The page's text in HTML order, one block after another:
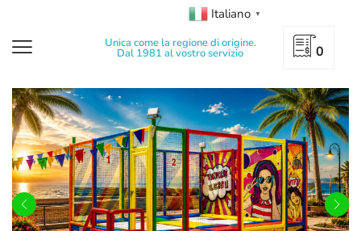
Italiano ▼
Unica come la regione di origine.
Dal 1981 al vostro servizio 0